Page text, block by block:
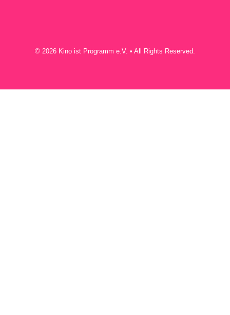
© 2026 Kino ist Programm e.V. • All Rights Reserved.